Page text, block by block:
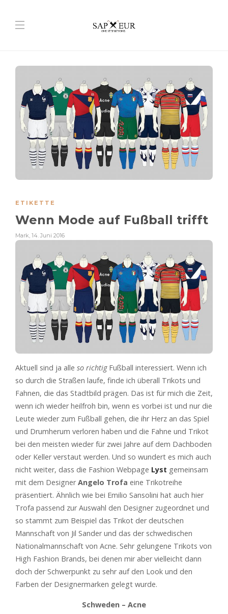
ETIKETTE
Wenn Mode auf Fußball trifft
Mark 14. Juni 2016
Aktuell sind ja alle so richtigFußball interessiert. Wenn ich
so durch die Straßen laufe, finde ich überall Trikots und
Fahnen, die das Stadtbild prägen. Das ist für mich die Zeit,
wenn ich wieder heilfroh bin, wenn es vorbei ist und nur die
Leute wieder zum Fußball gehen, die ihr Herz an das Spiel
und Drumherum verloren haben und die Fahne und Trikot
bei den meisten wieder für zwei Jahre auf dem Dachboden
oder Keller verstaut werden. Und so wundert es mich auch
nicht weiter, dass die Fashion Webpage Lyst gemeinsam
mit dem DesignerAngelo Trofa eine Trikotreihe
präsentiert. Ähnlich wie bei Emilio Sansolini hat auch hier
Trofa passend zur Auswahl den Designer zugeordnet und
so stammt zum Beispiel das Trikot der deutschen
Mannschaft von Jil Sander und das der schwedischen
Nationalmannschaft von Acne. Sehr gelungene Trikots von
High Fashion Brands, bei denen mir aber vielleicht dann
doch der Schwerpunkt zu sehr auf den Look und den
Farben der Designermarken gelegt wurde.
Schweden – Acne